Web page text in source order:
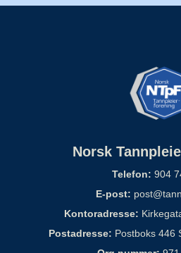
Norsk
Telefon: 904
E-post:
Kontoradresse:
Postadresse: Postboks 446